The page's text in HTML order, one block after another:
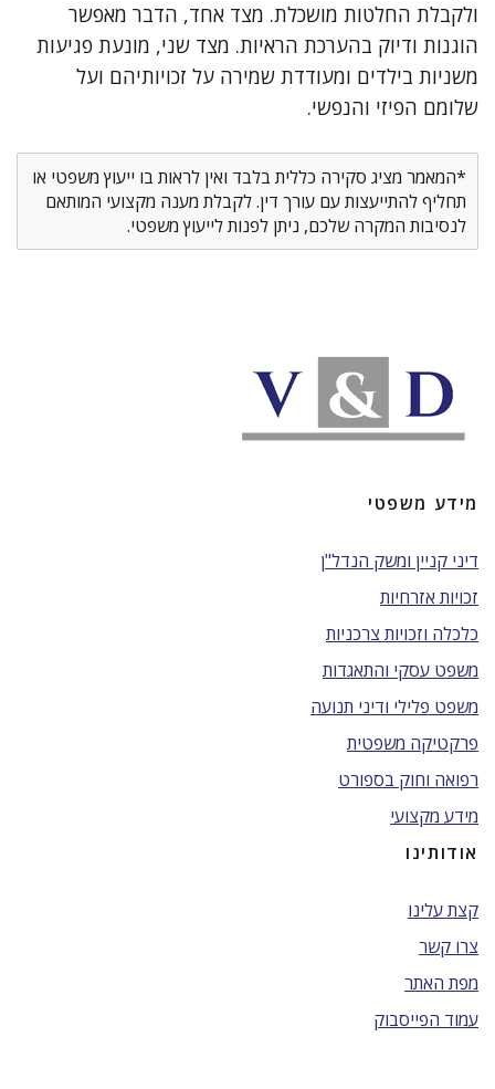
ולקבלת החלטות מושכלת. מצד אחד, הדבר מאפשר
הוגנות ודיוק בהערכת הראיות. מצד שני, מונעת פגיעות
משניות בילדים ומעודדת שמירה על זכויותיהם ועל
שלומם הפיזי והנפשי.
*המאמר מציג סקירה כללית בלבד ואין לראות בו ייעוץ משפטי או
תחליף להתייעצות עם עורך דין. לקבלת מענה מקצועי המותאם
לנסיבות המקרה שלכם, ניתן לפנות לייעוץ משפטי.
מידע משפטי
דיני קניין ומשק הנדל"ן
זכויות אזרחיות
כלכלה וזכויות צרכניות
משפט עסקי והתאגדות
משפט פלילי ודיני תנועה
פרקטיקה משפטית
רפואה וחוק בספורט
מידע מקצועי
אודותינו
קצת עלינו
צרו קשר
מפת האתר
עמוד הפייסבוק